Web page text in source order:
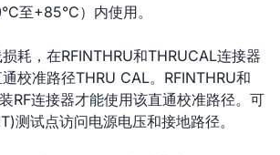
至+85°C）内使用。
耗，在RFINTHRU和THRUCAL连接器
校准路径THRU CAL。RFINTHRU和
RF连接器才能使用该直通校准路径。可
测试点访问电源电压和接地路径。